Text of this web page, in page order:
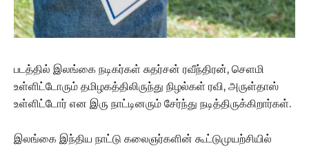
படத்தில் இலங்கை நடிகர்கள் சுதர்சன் ரவீந்திரன், செளமி
உள்ளிட்டோரும் தமிழகத்திலிருந்து நிழல்கள் ரவி, அருள்தாஸ்
உள்ளிட்டோர் என இரு நாட்டினரும் சேர்ந்து நடித்திருக்கிறார்கள்.
இலங்கை இந்திய நாட்டு கலைஞர்களின் கூட்டுமுயற்சியில்